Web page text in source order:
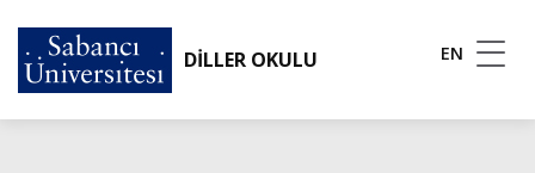
DİLLER OKULU EN